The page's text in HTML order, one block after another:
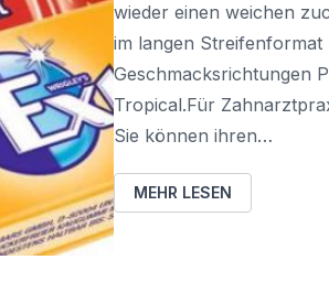
wieder einen weichen
im langen Streifenformat
Geschmacksrichtungen
Tropical.Für
Sie können ihren…
MEHR LESEN